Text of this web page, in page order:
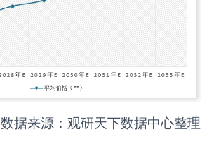
数据来源：观研天下数据中心整理